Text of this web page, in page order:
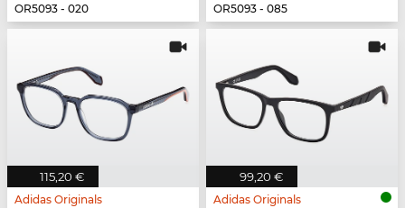
OR5093 - 020
OR5093 - 085
115,20 €
Adidas Originals
99,20 €
Adidas Originals